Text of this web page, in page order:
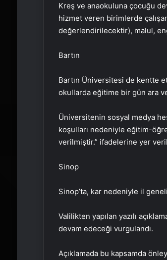
Kreş ve anaokuluna çocuğu
hizmet veren birimlerde
değerlendirilecektir), malul,
Bartın
Bartın Üniversitesi de kentte
okullarda eğitime bir gün ara
Üniversitenin sosyal medya
koşulları nedeniyle eğitim-
verilmiştir.” ifadelerine yer
Sinop
Sinop’ta, kar nedeniyle il
Valilikten yapılan yazılı
devam edeceği vurgulandı.
Açıklamada bu kapsamda